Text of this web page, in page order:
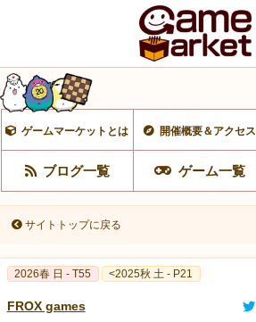
ゲームマーケットとは 開催概要＆アクセス
ブログ一覧 ゲーム一覧
サイトトップに戻る
2026春 日 - T55 <2025秋 土 - P21
FROX games